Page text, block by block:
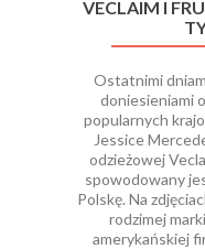
VECLAIM I
Ostatnimi
doniesieniami
popularnych
Jessice
odzieżowej
spowodowany
Polskę. Na
rodzimej
amerykańskiej